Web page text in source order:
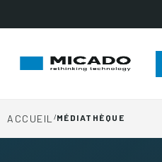
ACCUEIL /MÉDIATHÈQUE